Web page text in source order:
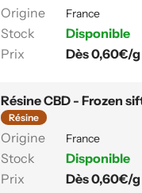
France
Disponible
Dès 0,60€/g
Résine CBD - Frozen
Résine
France
Disponible
Dès 0,60€/g